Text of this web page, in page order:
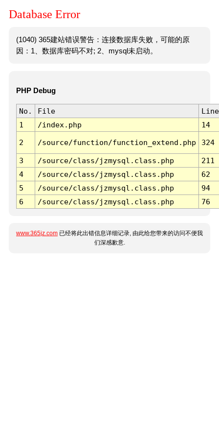
Database Error
(1040) 365建站错误警告：连接数据库失败，可能的原
因：1、数据库密码不对; 2、mysql未启动。
PHP Debug
No. File
Line
1
/index.php 14
2 /source/function/function_extend.php 324
3 /source/class/jzmysql.class.php
211
4
/source/class/jzmysql.class.php
62
5
/source/class/jzmysql.class.php
94
6
/source/class/jzmysql.class.php 76
www.365jz.com 已经将此出错信息详细记录, 由此给您带来的访问不便我
们深感歉意.